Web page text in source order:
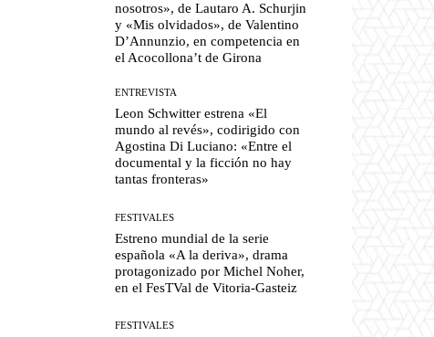
nosotros», de Lautaro A. Schurjin
y «Mis olvidados», de Valentino
D’Annunzio, en competencia en
el Acocollona’t de Girona
ENTREVISTA
Leon Schwitter estrena «El
mundo al revés», codirigido con
Agostina Di Luciano: «Entre el
documental y la ficción no hay
tantas fronteras»
FESTIVALES
Estreno mundial de la serie
española «A la deriva», drama
protagonizado por Michel Noher,
en el FesTVal de Vitoria-Gasteiz
FESTIVALES